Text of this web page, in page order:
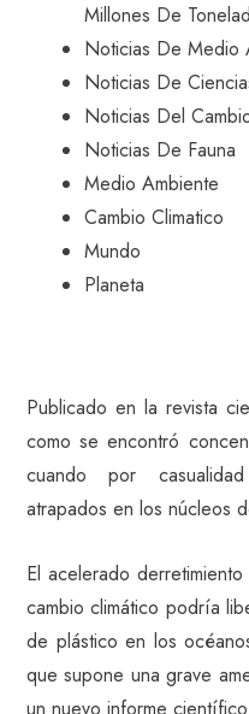
Millones De
Noticias De Medio
Noticias De
Noticias Del
Noticias De Fauna
Medio Ambiente
Cambio Climatico
Mundo
Planeta
Publicado en la revista
como se encontró
cuando por
atrapados en los núcleos
El acelerado
cambio climático podría
de plástico en los
que supone una grave